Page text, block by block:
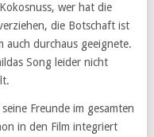
wer hat die
die Botschaft ist
auch durchaus geeignete.
Song leider nicht
Freunde im gesamten
in den Film integriert